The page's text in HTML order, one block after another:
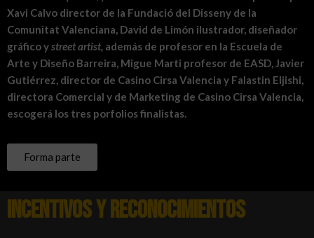
Xavi Calvo director de la Fundació del Disseny de la
Comunitat Valenciana, David de Limón ilustrador, diseñador
gráfico ystreet artist, además de profesor en la Escuela de
Arte y Diseño Barreira, Migue Marti profesor de EASD, Javier
Gutiérrez, director de Casino Cirsa Valencia y Falastin Eljishi,
directora Comercial y de Marketing de Casino Cirsa Valencia,
escogerá los tres porfolios finalistas.
Forma parte
Incentivos y reconocimientos